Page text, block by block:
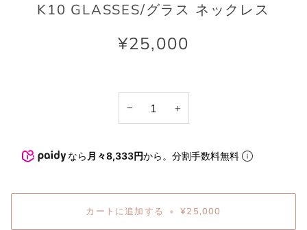
K10 GLASSES/グラス ネックレス
¥25,000
− +
なら 月々8,333円から。分割手数料無料
カートに追加する • ¥25,000